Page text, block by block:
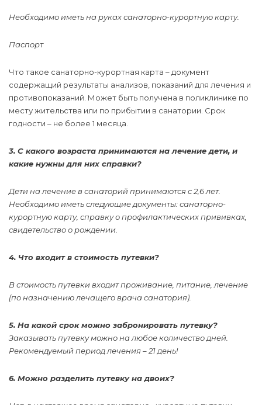
Необходимо иметь на руках санаторно-курортную карту.
Паспорт
Что такое санаторно-курортная карта – документ
содержащий результаты анализов, показаний для лечения и
противопоказаний. Может быть получена в поликлинике по
месту жительства или по прибытии в санатории. Срок
годности – не более 1 месяца.
3. С какого возраста принимаются на лечение дети, и
какие нужны для них справки?
Дети на лечение в санаторий принимаются с 2,6 лет.
Необходимо иметь следующие документы: санаторно-
курортную карту, справку о профилактических прививках,
свидетельство о рождении.
4. Что входит в стоимость путевки?
В стоимость путевки входит проживание, питание, лечение
(по назначению лечащего врача санатория).
5. На какой срок можно забронировать путевку?
Заказывать путевку можно на любое количество дней.
Рекомендуемый период лечения – 21 день!
6. Можно разделить путевку на двоих?